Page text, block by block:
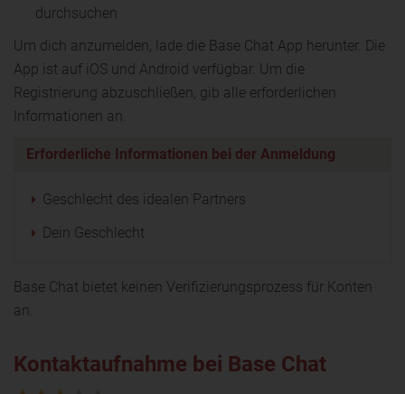
durchsuchen
Um dich anzumelden, lade die Base Chat App herunter. Die
App ist auf iOS und Android verfügbar. Um die
Registrierung abzuschließen, gib alle erforderlichen
Informationen an.
Erforderliche Informationen bei der Anmeldung
Geschlecht des idealen Partners
Dein Geschlecht
Base Chat bietet keinen Verifizierungsprozess für Konten
an.
Kontaktaufnahme bei Base Chat